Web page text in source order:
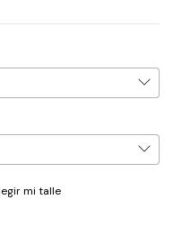
mi talle